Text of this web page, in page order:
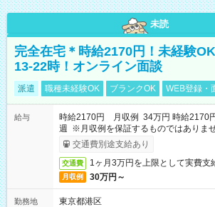
未読
完全在宅＊時給2170円！未経験
13-22時！オンライン面談
派遣 職種未経験OK ブランクOK WEB登録・
給与
時給2170円 月収例 34万円 時給2170
週 ※月収例を保証するものではありま
ービス利用可（利用条件有）
交通費別途支給あり
交通費 1ヶ月3万円を上限として実費支
月収例 30万円～
勤務地
東京都港区